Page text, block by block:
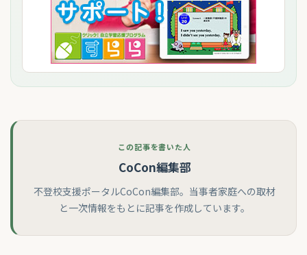
この記事を書いた人
CoCon編集部
不登校支援ポータルCoCon編集部。当事者家庭への取材
と一次情報をもとに記事を作成しています。